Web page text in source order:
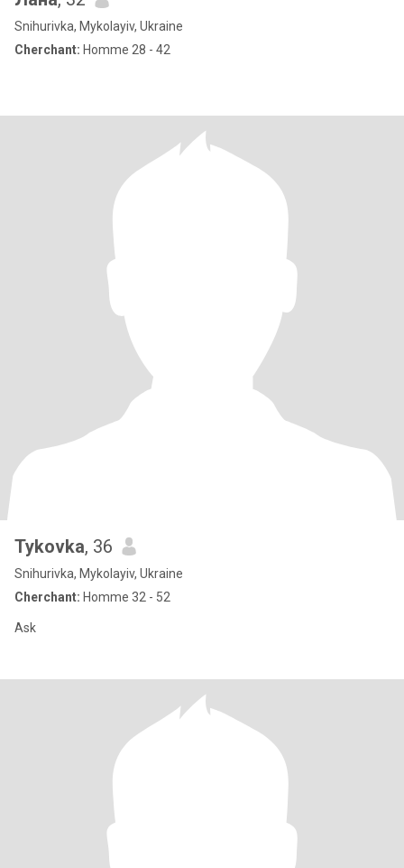
Snihurivka, Mykolayiv, Ukraine
Cherchant: Homme 28 - 42
Tykovka, 36
Snihurivka, Mykolayiv, Ukraine
Cherchant: Homme 32 - 52
Ask